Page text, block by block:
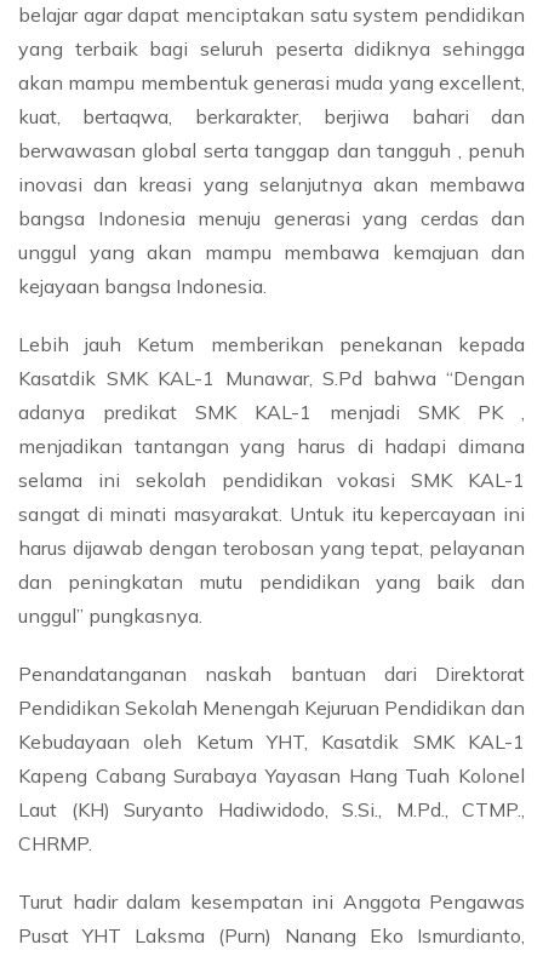
belajar agar dapat menciptakan satu system pendidikan
yang terbaik bagi seluruh peserta didiknya sehingga
akan mampu membentuk generasi muda yang excellent,
kuat, bertaqwa, berkarakter, berjiwa bahari dan
berwawasan global serta tanggap dan tangguh , penuh
inovasi dan kreasi yang selanjutnya akan membawa
bangsa Indonesia menuju generasi yang cerdas dan
unggul yang akan mampu membawa kemajuan dan
kejayaan bangsa Indonesia.
Lebih jauh Ketum memberikan penekanan kepada
Kasatdik SMK KAL-1 Munawar, S.Pd bahwa “Dengan
adanya predikat SMK KAL-1 menjadi SMK PK ,
menjadikan tantangan yang harus di hadapi dimana
selama ini sekolah pendidikan vokasi SMK KAL-1
sangat di minati masyarakat. Untuk itu kepercayaan ini
harus dijawab dengan terobosan yang tepat, pelayanan
dan peningkatan mutu pendidikan yang baik dan
unggul” pungkasnya.
Penandatanganan naskah bantuan dari Direktorat
Pendidikan Sekolah Menengah Kejuruan Pendidikan dan
Kebudayaan oleh Ketum YHT, Kasatdik SMK KAL-1
Kapeng Cabang Surabaya Yayasan Hang Tuah Kolonel
Laut (KH) Suryanto Hadiwidodo, S.Si., M.Pd., CTMP.,
CHRMP.
Turut hadir dalam kesempatan ini Anggota Pengawas
Pusat YHT Laksma (Purn) Nanang Eko Ismurdianto,